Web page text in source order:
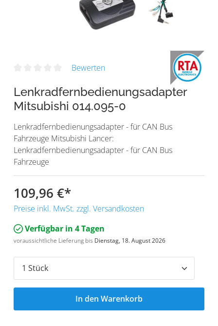
Bewerten
Lenkradfernbedienungsadapter
Mitsubishi 014.095-0
Lenkradfernbedienungsadapter - für CAN Bus
Fahrzeuge Mitsubishi Lancer:
Lenkradfernbedienungsadapter - für CAN Bus
Fahrzeuge
109,96 €*
Preise inkl. MwSt. zzgl. Versandkosten
Verfügbar in 4 Tagen
voraussichtliche Lieferung bis Dienstag, 18. August 2026
In den Warenkorb